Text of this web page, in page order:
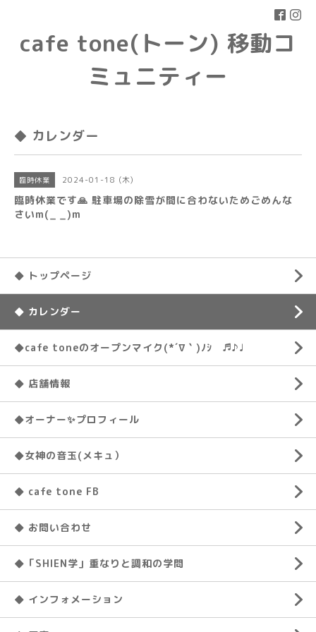
cafe tone(トーン) 移動コ
ミュニティー
◆ カレンダー
臨時休業 2024-01-18 (木)
臨時休業です🙏 駐車場の除雪が間に合わないためごめんな
さいm(_ _)m
◆ トップページ
◆ カレンダー
◆cafe toneのオープンマイク(*´∇｀)ﾉｼ ♬♪♩
◆ 店舗情報
◆オーナー✨プロフィール
◆女神の音玉(メキュ）
◆ cafe tone FB
◆ お問い合わせ
◆「SHIEN学」重なりと調和の学問
◆ インフォメーション